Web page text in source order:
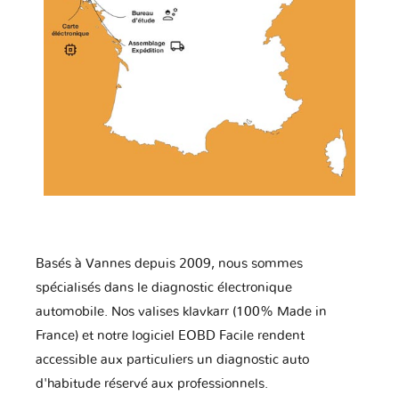
Basés à Vannes depuis 2009, nous sommes
spécialisés dans le diagnostic électronique
automobile. Nos valises klavkarr (100% Made in
France) et notre logiciel EOBD Facile rendent
accessible aux particuliers un diagnostic auto
d'habitude réservé aux professionnels.